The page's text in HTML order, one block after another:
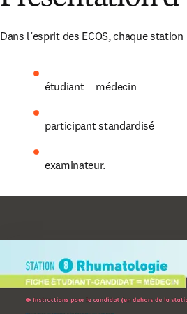
Dans l’esprit des ECOS, chaque
étudiant = médecin
participant standardisé
examinateur.